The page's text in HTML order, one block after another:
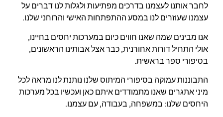
לחבר אותנו לעצמנו בדרכים מפתיעות ולגלות לנו דברים על
עצמנו שעוזרים לנו במסע ההתפתחות האישי והרוחני שלנו.
אנו מבינים שמה שאנו חווים כיום במערכות יחסים בחיינו,
אולי התחיל דורות אחורנית, כבר אצל אבותינו הראשונים,
בסיפורי ספר בראשית.
התבוננות עמוקה בסיפורי המיתוס שלנו נותנת לנו מראה לכל
מיני אתגרים שאנו מתמודדים איתם כאן ועכשיו בכל מערכות
היחסים שלנו: במשפחה, בעבודה, עם עצמנו.